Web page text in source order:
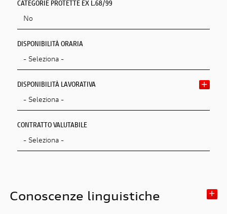
CATEGORIE PROTETTE EX L.68/99
DISPONIBILITÀ ORARIA
DISPONIBILITÀ LAVORATIVA
CONTRATTO VALUTABILE
Conoscenze linguistiche